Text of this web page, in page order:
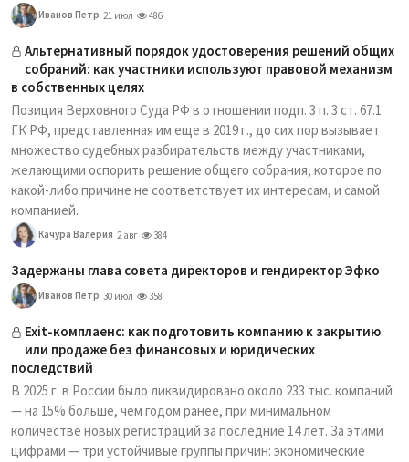
Иванов Петр 21 июл 486
Альтернативный порядок удостоверения решений общих
собраний: как участники используют правовой механизм
в собственных целях
Позиция Верховного Суда РФ в отношении подп. 3 п. 3 ст. 67.1
ГК РФ, представленная им еще в 2019 г., до сих пор вызывает
множество судебных разбирательств между участниками,
желающими оспорить решение общего собрания, которое по
какой-либо причине не соответствует их интересам, и самой
компанией.
Качура Валерия 2 авг 384
Задержаны глава совета директоров и гендиректор Эфко
Иванов Петр 30 июл 358
Exit-комплаенс: как подготовить компанию к закрытию
или продаже без финансовых и юридических
последствий
В 2025 г. в России было ликвидировано около 233 тыс. компаний
— на 15% больше, чем годом ранее, при минимальном
количестве новых регистраций за последние 14 лет. За этими
цифрами — три устойчивые группы причин: экономические